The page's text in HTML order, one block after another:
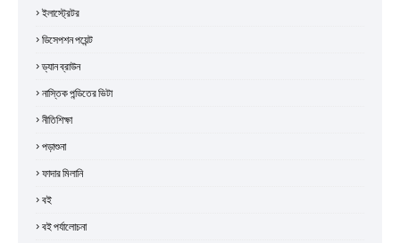
ইলাস্ট্রেটর
ডিসেপশন পয়েন্ট
ড্যান ব্রাউন
নাস্তিক পন্ডিতের ভিটা
নীতিশিক্ষা
পড়াশুনা
ফাদার মিলানি
বই
বই পর্যালোচনা